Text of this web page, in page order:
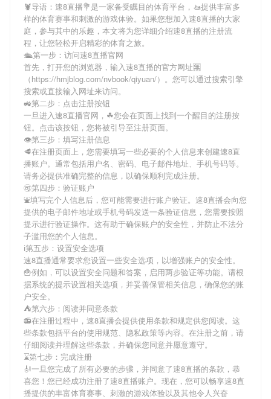
🦞导语： 速8直播💐是一家备受瞩目的体育平台，🚤提供丰富多
样的体育赛事和刺激的游戏体验。如果您想加入速8直播的大家
庭，参与其中的乐趣，本文将为您详细介绍速8直播的注册流
程，让您轻松开启精彩的体育之旅。
🛳第一步：访问速8直播官网
首先，打开您的浏览器，输入速8直播的官方网址🈚
（https://hmjblog.com/nvbook/qiyuan/）。您可以通过搜索引擎
搜索或直接输入网址来访问。
🚜第二步：点击注册按钮
一旦进入速8直播官网，☘您会在页面上找到一个醒目的注册按
钮。点击该按钮，您将被引导至注册页面。
👁第三步：填写注册信息
🥩在注册页面上，您需要填写一些必要的个人信息来创建速8直
播账户。通常包括用户名、密码、电子邮件地址、手机号码等。
请务必提供准确完整的信息，以确保顺利完成注册。
🉑第四步：验证账户
⛲️填写完个人信息后，您可能需要进行账户验证。 速8直播会向您
提供的电子邮件地址或手机号码发送一条验证信息，您需要按照
提示进行验证操作。这有助于确保账户的安全性，并防止不法分
子滥用您的个人信息。
ℹ第五步：设置安全选项
速8直播通常要求您设置一些安全选项，以增强账户的安全性。
🍟例如，可以设置安全问题和答案，启用两步验证等功能。请根
据系统的提示设置相关选项，并妥善保管相关信息，确保您的账
户安全。
⛺️第六步：阅读并同意条款
📻在注册过程中， 速8直播会提供使用条款和规定供您阅读。这
些条款包括平台的使用规范、隐私政策等内容。在注册之前，请
仔细阅读并理解这些条款，并确保您同意并愿意遵守。
⌛️第七步：完成注册
🎻一旦您完成了所有必要的步骤，并同意了速8直播的条款，恭
喜您！您已经成功注册了速8直播账户。现在，您可以畅享速8直
播提供的丰富体育赛事、刺激的游戏体验以及其他令人兴奋